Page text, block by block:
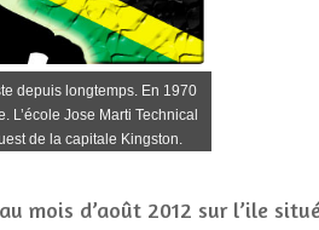
depuis longtemps. En 1970
L’école Jose Marti Technical
de la capitale Kingston.
mois d’août 2012 sur l’ile